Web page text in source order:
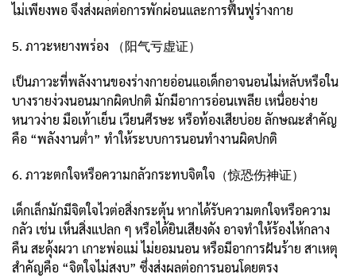
ไม่เพียงพอ จึงส่งผลต่อการพักผ่อนและการฟื้นฟูร่างกาย
5. ภาวะหยางพร่อง （阳气亏虚证）
เป็นภาวะที่พลังงานของร่างกายอ่อนแอเด็กอาจนอนไม่หลับหรือใน
บางรายง่วงนอนมากผิดปกติ มักมีอาการอ่อนเพลีย เหนื่อยง่าย
หนาวง่าย มือเท้าเย็น เวียนศีรษะ หรือท้องเสียบ่อย ลักษณะสำคัญ
คือ “พลังงานต่ำ” ทำให้ระบบการนอนทำงานผิดปกติ
6. ภาวะตกใจหรือความกลัวกระทบจิตใจ（惊恐伤神证）
เด็กเล็กมักมีจิตใจไวต่อสิ่งกระตุ้น หากได้รับความตกใจหรือความ
กลัว เช่น เห็นสิ่งแปลก ๆ หรือได้ยินเสียงดัง อาจทำให้ร้องไห้กลาง
คืน สะดุ้งผวา เกาะพ่อแม่ ไม่ยอมนอน หรือมีอาการฝันร้าย สาเหตุ
สำคัญคือ “จิตใจไม่สงบ” ซึ่งส่งผลต่อการนอนโดยตรง